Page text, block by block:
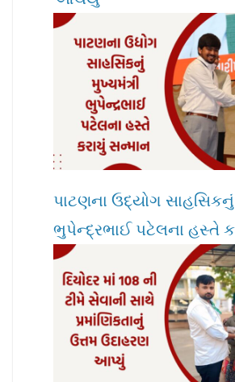
પાટણના ઉદ્યોગ
ભુપેન્દ્રભાઈ પટેલના હસ્તે